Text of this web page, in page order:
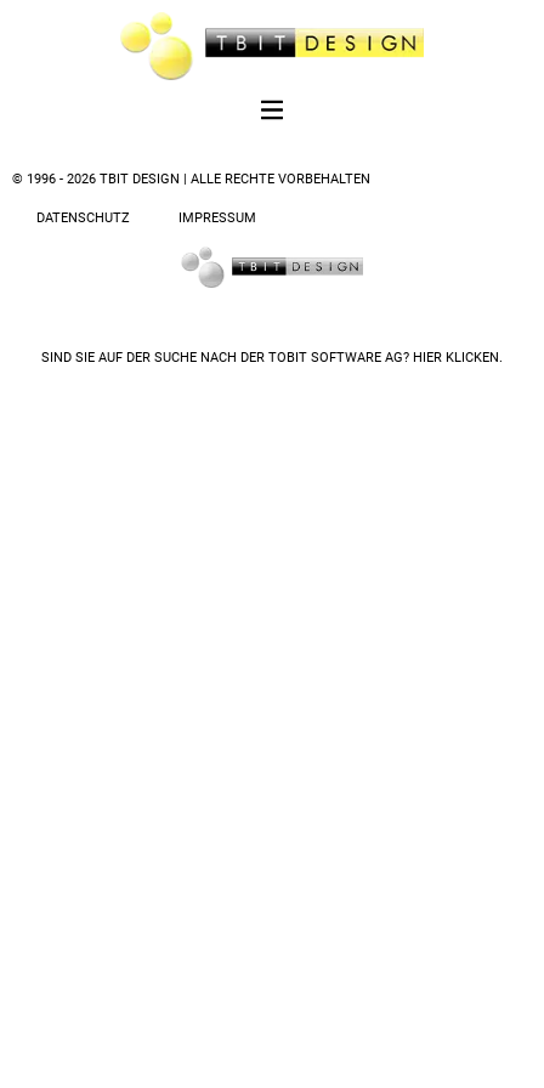
© 1996 - 2026 TBIT DESIGN | ALLE RECHTE VORBEHALTEN
DATENSCHUTZ IMPRESSUM
SIND SIE AUF DER SUCHE NACH DER TOBIT SOFTWARE AG? HIER KLICKEN.